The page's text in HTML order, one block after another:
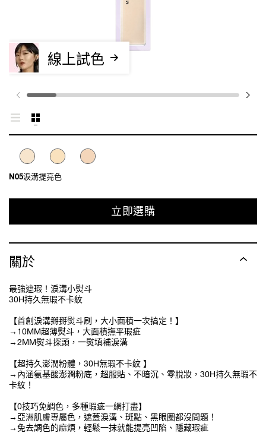
N05淚溝提亮色
線上試色
立即選購
關於
最強遮瑕！淚溝小熨斗
30H持久無瑕不卡紋
【首創淚溝掰掰熨斗刷，大小面積一次搞定！】
→10MM超薄熨斗，大面積撫平瑕疵
→2MM熨斗探頭，一熨填補淚溝
【超持久澎潤粉體，30H無瑕不卡紋 】
→內涵氨基酸澎潤粉底，超服貼、不暗沉、零脫妝，30H持久無瑕不
卡紋！
【0技巧免調色，多種瑕疵一網打盡】
→亞洲肌膚專屬色，遮蓋淚溝、斑點、黑眼圈都沒問題！
→免去調色的麻煩，輕鬆一抹就能提亮凹陷、隱藏瑕疵